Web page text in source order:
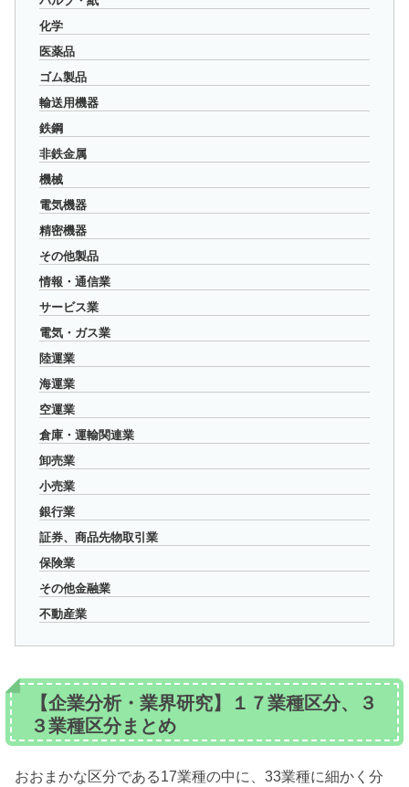
化学
医薬品
ゴム製品
輸送用機器
鉄鋼
非鉄金属
機械
電気機器
精密機器
その他製品
情報・通信業
サービス業
電気・ガス業
陸運業
海運業
空運業
倉庫・運輸関連業
卸売業
小売業
銀行業
証券、商品先物取引業
保険業
その他金融業
不動産業
【企業分析・業界研究】１７業種区分、３
３業種区分まとめ
おおまかな区分である17業種の中に、33業種に細かく分